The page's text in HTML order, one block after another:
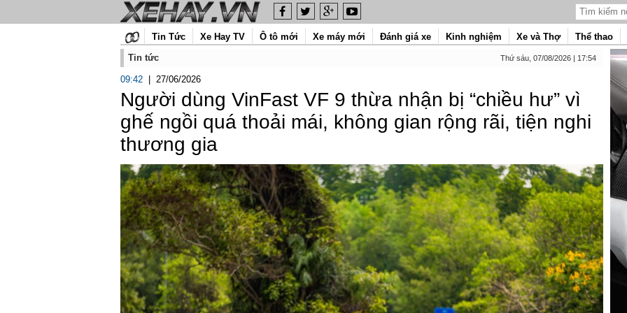
Tin Tức Xe Hay TV Ô tô mới Xe máy mới Đánh giá xe Kinh nghiệm Xe và Thợ Thể thao
Tin tức
Thứ sáu, 07/08/2026 | 17:54
09:42 27/06/2026
Người dùng VinFast VF 9 thừa nhận bị “chiều hư” vì
ghế ngồi quá thoải mái, không gian rộng rãi, tiện nghi
thương gia